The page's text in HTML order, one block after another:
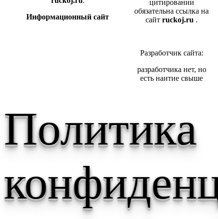
Информационный сайт
цитировании
обязательна ссылка на
сайт ruckoj.ru .
Разработчик сайта:
разработчика нет, но
есть наитие свыше
Политика